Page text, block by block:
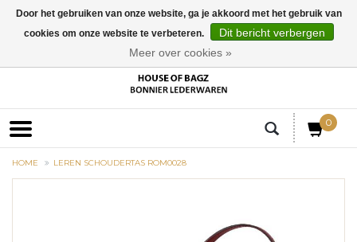
0
HOME LEREN SCHOUDERTAS ROM0028
Door het gebruiken van onze website, ga je akkoord met het gebruik van
cookies om onze website te verbeteren.
Dit bericht verbergen
Meer over cookies »